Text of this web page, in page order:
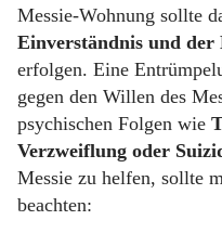
Messie-Wohnung sollte
Einverständnis und der
erfolgen. Eine
gegen den Willen des
psychischen Folgen wie
Verzweiflung oder
Messie zu helfen, sollte
beachten: